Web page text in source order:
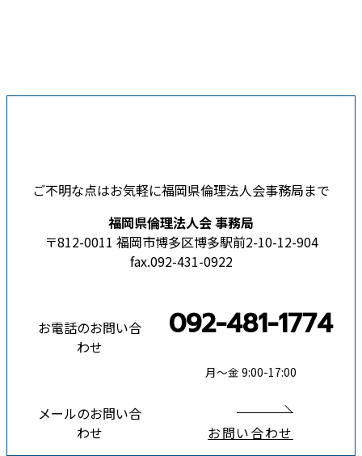
ご不明な点はお気軽に福岡県倫理法人会事務局まで
福岡県倫理法人会 事務局
〒812-0011 福岡市博多区博多駅前2-10-12-904
fax.092-431-0922
お電話のお問い合
わせ
092-481-1774
月〜金 9:00-17:00
メールのお問い合
わせ
お問い合わせ